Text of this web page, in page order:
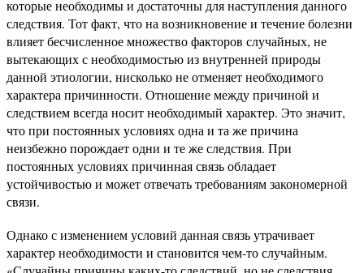
которые необходимы и достаточны для наступления данного
следствия. Тот факт, что на возникновение и течение болезни
влияет бесчисленное множество факторов случайных, не
вытекающих с необходимостью из внутренней природы
данной этиологии, нисколько не отменяет необходимого
характера причинности. Отношение между причиной и
следствием всегда носит необходимый характер. Это значит,
что при постоянных условиях одна и та же причина
неизбежно порождает одни и те же следствия. При
постоянных условиях причинная связь обладает
устойчивостью и может отвечать требованиям закономерной
связи.
Однако с изменением условий данная связь утрачивает
характер необходимости и становится чем-то случайным.